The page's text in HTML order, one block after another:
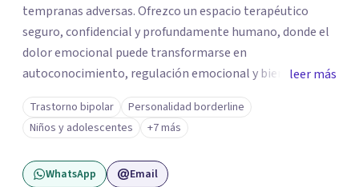
tempranas adversas. Ofrezco un espacio terapéutico
seguro, confidencial y profundamente humano, donde el
dolor emocional puede transformarse en
autoconocimiento, regulación emocional y bienestar.
Trabajo desde un enfoque integrativo que combina
psicoanálisis, terapia somática y de trauma, psicología
corporal, Mentalization Based Therapy (MBT),
hipnoterapia y respiración neurodinámica, integrando
actualmente la Psicología Analítica Junguiana. Mi
leer más
Trastorno bipolar
Personalidad borderline
Niños y adolescentes
+7 más
WhatsApp Email